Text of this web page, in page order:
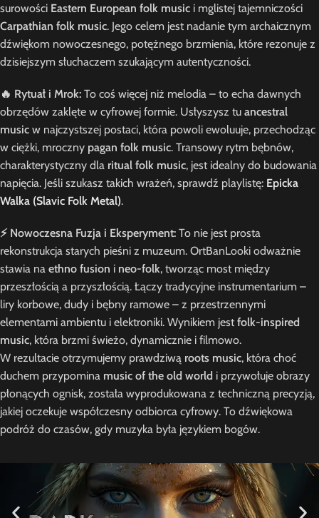
surowości Eastern European folk music i mglistej tajemniczości
Carpathian folk music. Jego celem jest nadanie tym archaicznym
dźwiękom nowoczesnego, potężnego brzmienia, które rezonuje z
dzisiejszym słuchaczem szukającym autentyczności.
🔥 Rytuał i Mrok: To coś więcej niż melodia – to echa dawnych
obrzędów zaklęte w cyfrowej formie. Usłyszysz tu ancestral
music w najczystszej postaci, która powoli ewoluuje, przechodząc
w ciężki, mroczny pagan folk music. Transowy rytm bębnów,
charakterystyczny dla ritual folk music, jest idealny do budowania
napięcia. Jeśli szukasz takich wrażeń, sprawdź playlistę: Epicka
Walka (Slavic Folk Metal).
⚡ Nowoczesna Fuzja i Eksperyment: To nie jest prosta
rekonstrukcja starych pieśni z muzeum. OrtBanLooki odważnie
stawia na ethno fusion i neo-folk, tworząc most między
przeszłością a przyszłością. Łączy tradycyjne instrumentarium –
liry korbowe, dudy i bębny ramowe – z przestrzennymi
elementami ambientu i elektroniki. Wynikiem jest folk-inspired
music, która brzmi świeżo, dynamicznie i filmowo.
W rezultacie otrzymujemy prawdziwą roots music, która choć
duchem przypomina music of the old world i przywołuje obrazy
płonących ognisk, została wyprodukowana z techniczną precyzją,
jakiej oczekuje współczesny odbiorca cyfrowy. To dźwiękowa
podróż do czasów, gdy muzyka była językiem bogów.